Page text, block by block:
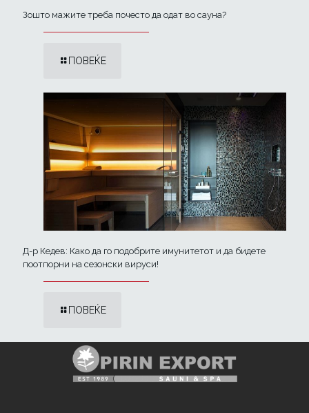
Зошто мажите треба почесто да одат во сауна?
ПОВЕЌЕ
Д-р Кедев: Како да го подобрите имунитетот и да бидете
поотпорни на сезонски вируси!
ПОВЕЌЕ